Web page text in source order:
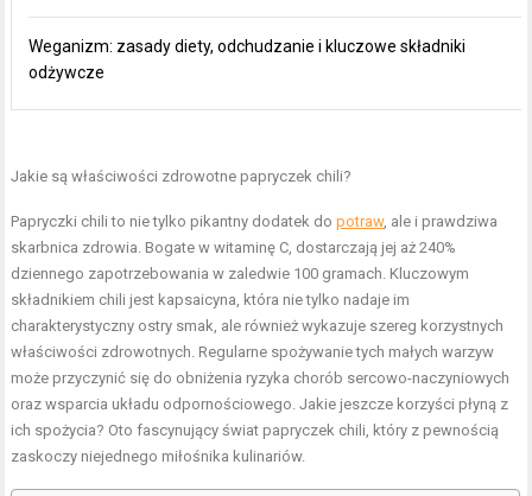
Weganizm: zasady diety, odchudzanie i kluczowe składniki
odżywcze
Jakie są właściwości zdrowotne papryczek chili?
Papryczki chili to nie tylko pikantny dodatek dopotraw, ale i prawdziwa
skarbnica zdrowia. Bogate w witaminę C, dostarczają jej aż 240%
dziennego zapotrzebowania w zaledwie 100 gramach. Kluczowym
składnikiem chili jest kapsaicyna, która nie tylko nadaje im
charakterystyczny ostry smak, ale również wykazuje szereg korzystnych
właściwości zdrowotnych. Regularne spożywanie tych małych warzyw
może przyczynić się do obniżenia ryzyka chorób sercowo-naczyniowych
oraz wsparcia układu odpornościowego. Jakie jeszcze korzyści płyną z
ich spożycia? Oto fascynujący świat papryczek chili, który z pewnością
zaskoczy niejednego miłośnika kulinariów.